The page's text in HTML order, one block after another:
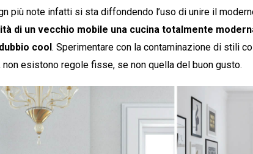
più note infatti si sta diffondendo l’uso di unire il
di un vecchio mobile una cucina totalmente
cool. Sperimentare con la contaminazione di stili
esistono regole fisse, se non quella del buon gusto.